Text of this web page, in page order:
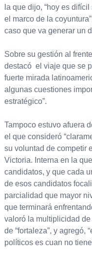
la que dijo, “hoy es
el marco de la
caso que va generar un
Sobre su gestión al
destacó el viaje que se
fuerte mirada
algunas cuestiones
estratégico”.
Tampoco estuvo afuera
el que consideró
su voluntad de competir
Victoria. Interna en la
candidatos, y que cada
de esos candidatos
parcialidad que mayor
que terminará
valoró la multiplicidad
de “fortaleza”, y agregó,
políticos es cuan no